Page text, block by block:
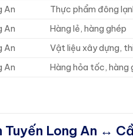
An Thực phẩm đông
An Hàng lẻ, hàng ghép
An Vật liệu xây dựng,
An Hàng hỏa tốc, hàng
Tuyến Long An ↔